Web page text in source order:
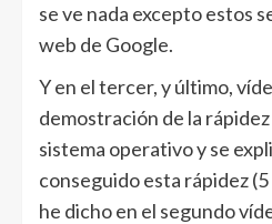
se ve nada excepto estos
web de Google.
Y en el tercer, y último,
demostración de la
sistema operativo y se
conseguido esta rápidez
he dicho en el segundo